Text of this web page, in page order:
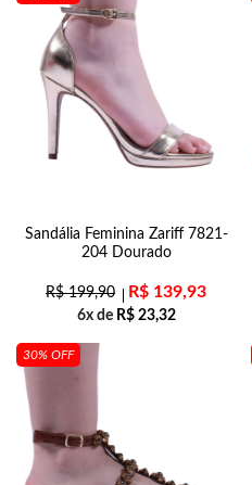
Sandália Feminina Zariff 7821-
204 Dourado
R$199,90 R$ 139,93
6x de R$23,32
30% OFF